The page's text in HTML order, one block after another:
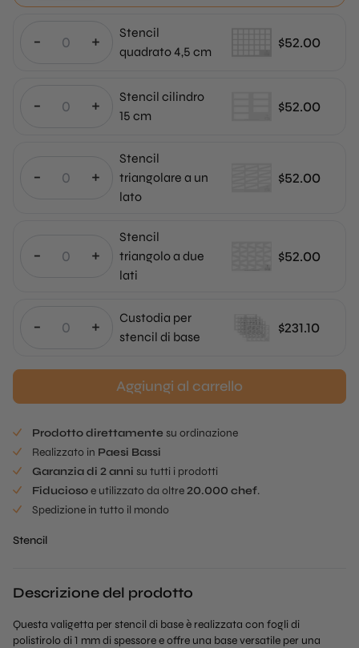
- +
Stencil
quadrato 4,5 cm
$52.00
- +
Stencil cilindro
15 cm
$52.00
- +
Stencil
triangolare a un
lato
$52.00
- +
Stencil
triangolo a due
lati
$52.00
- +
Custodia per
stencil di base
$231.10
Aggiungi al carrello
Prodotto direttamente su ordinazione
Realizzato in Paesi Bassi
Garanzia di 2 anni su tutti i prodotti
Fiduciosoe utilizzato da oltre20.000 chef.
Spedizione in tutto il mondo
Stencil
Descrizione del prodotto
Questa valigetta per stencil di base è realizzata con fogli di
polistirolo di 1 mm di spessore e offre una base versatile per una